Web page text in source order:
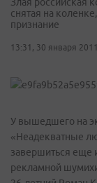
снятая на
признание
13:31, 30 января 2011
У вышедшего на
«Неадекватные
завершиться еще
рекламной